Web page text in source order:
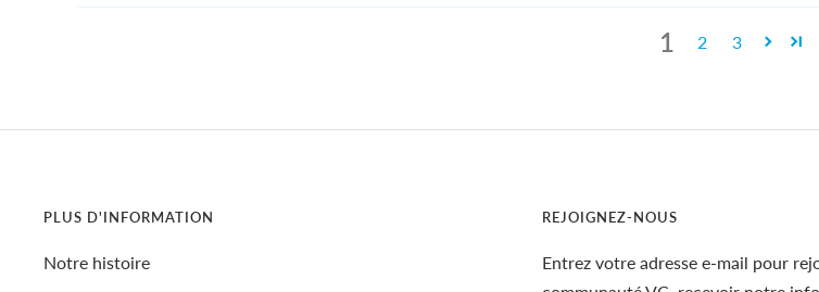
1 2 3
PLUS D'INFORMATION
Notre histoire
REJOIGNEZ-NOUS
Entrez votre adresse e-mail pour